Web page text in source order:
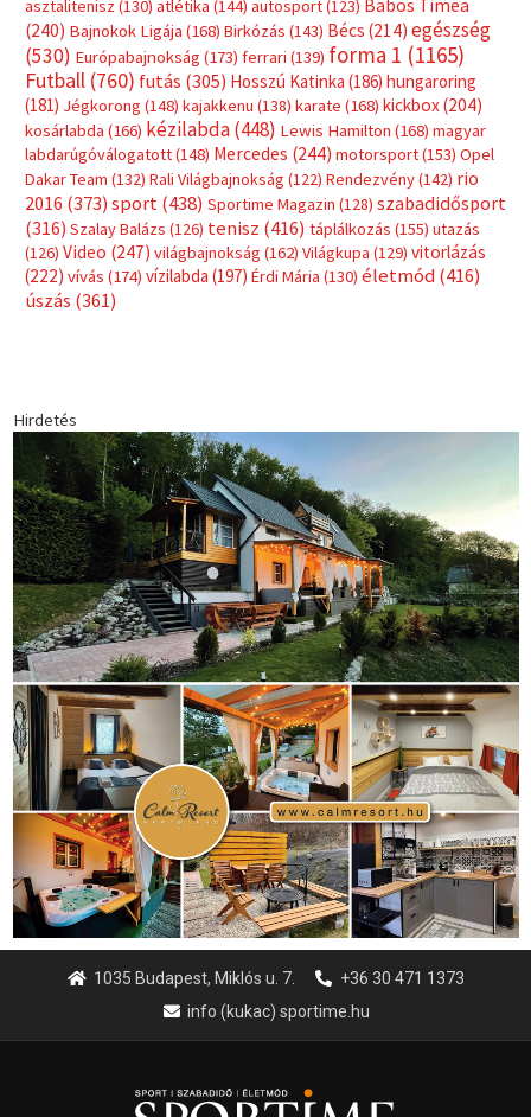
asztalitenisz (130) atlétika (144) autosport(123) Babos Tímea
(240) Bajnokok Ligája (168) Birkózás (143) Bécs (214) egészség
(530) Európabajnokság (173) ferrari (139) forma 1 (1165)
Futball (760) futás (305) Hosszú Katinka (186) hungaroring
(181) Jégkorong (148) kajakkenu (138) karate (168) kickbox(204)
kosárlabda (166) kézilabda(448) Lewis Hamilton (168) magyar
labdarúgóválogatott(148) Mercedes (244) motorsport(153) Opel
Dakar Team (132) Rali Világbajnokság (122) Rendezvény(142) rio
2016 (373) sport(438) Sportime Magazin (128) szabadidősport
(316) Szalay Balázs (126) tenisz (416) táplálkozás (155) utazás
(126) Video (247) világbajnokság (162) Világkupa (129) vitorlázás
(222) vívás (174) vízilabda (197) Érdi Mária (130) életmód(416)
úszás (361)
Hirdetés
1035 Budapest, Miklós u. 7.
+36 30 471 1373
info (kukac) sportime.hu